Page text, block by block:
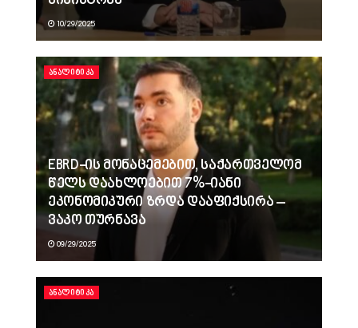
10/29/2025
ᲐᲜᲐᲚᲘᲢᲘᲙᲐ
EBRD-ის მონაცემებით, საქართველომ
წელს დაახლოებით 7%-იანი
ეკონომიკური ზრდა დააფიქსირა –
ვაკო თურნავა
09/29/2025
ᲐᲜᲐᲚᲘᲢᲘᲙᲐ